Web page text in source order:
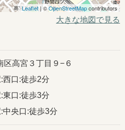
Leaflet | ©OpenStreetMapcontributors
大きな地図で見る
区高宮３丁目９−６
西口:徒歩2分
東口:徒歩3分
中央口:徒歩3分